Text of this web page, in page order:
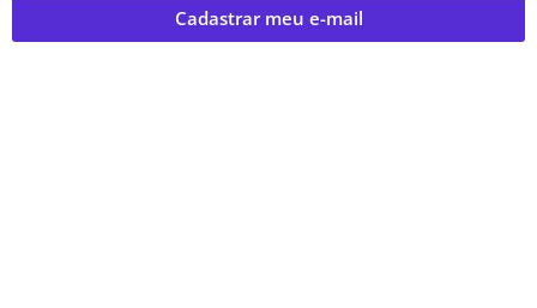
Cadastrar meu e-mail